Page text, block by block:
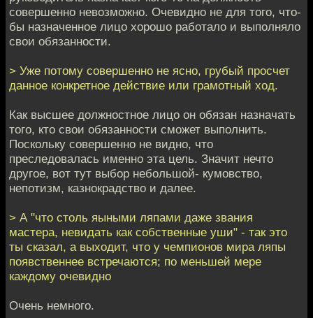
совершенно невозможно. Очевидно не для того, что-
бы назначенное лицо хорошо работало и выполняло
свои обязанности.
> Уже потому совершенно не ясно, грубый просчет
данное конкретное действие или грамотный ход.
Как высшее должностное лицо он обязан назначать
того, кто свои обязанности сможет выполнить.
Поскольку совершенно не видно, что
преследовалась именно эта цель. Значит нечто
другое, вот тут выбор небольшой- кумовство,
непотизм, казнокрадство и далее.
> А "что столь яыными ляпами даже звания
мастера, невидать как собственные уши" - так это
ты сказал, а выходит, что у чемпионов мира ляпы
появственнее встречаются; по меньшей мере
каждому очевидно
Очень немного.